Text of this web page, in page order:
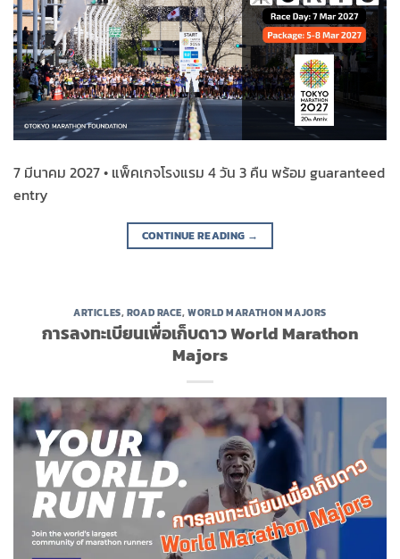
7 มีนาคม 2027 • แพ็คเกจโรงแรม 4 วัน 3 คืน พร้อม guaranteed
entry
CONTINUE READING →
ARTICLES,ROAD RACE,WORLD MARATHON MAJORS
การลงทะเบียนเพื่อเก็บดาว World Marathon
Majors